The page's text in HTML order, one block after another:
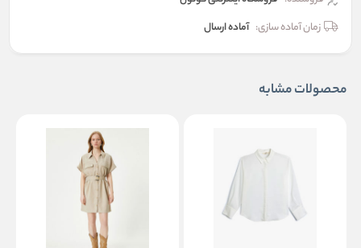
زمان آماده سازی: آماده ارسال
محصولات مشابه